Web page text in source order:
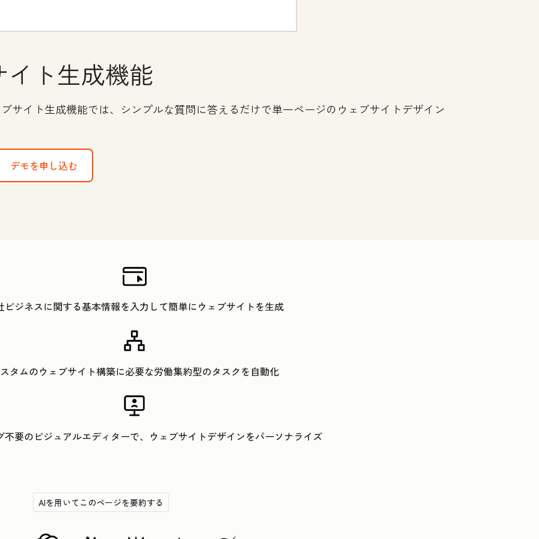
ト生成機能
サイト生成機能では、シンプルな質問に答えるだけで単一ページのウェブサイトデザイン
デモを申し込む
ビジネスに関する基本情報を入力して簡単にウェブサイトを生成
タムのウェブサイト構築に必要な労働集約型のタスクを自動化
不要のビジュアルエディターで、ウェブサイトデザインをパーソナライズ
AIを用いてこのページを要約する